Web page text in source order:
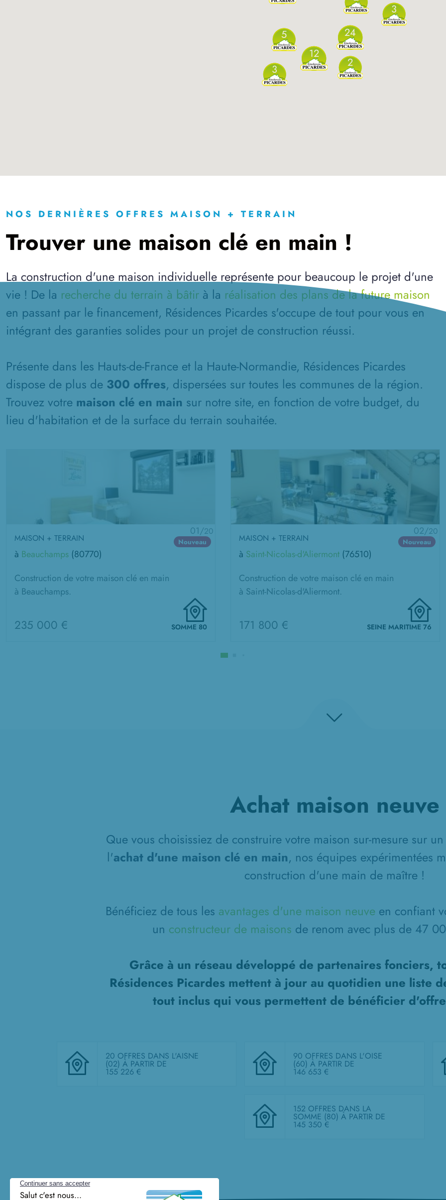
24
12
3
2
3
5
NOS DERNIÈRES OFFRES MAISON + TERRAIN
Trouver une maison clé en main !
La construction d'une maison individuelle représente pour beaucoup le projet d'une
vie ! De la recherche du terrain à bâtir à la réalisation des plans de la future maison
en passant par le financement, Résidences Picardes s'occupe de tout pour vous en
intégrant des garanties solides pour un projet de construction réussi.
Présente dans les Hauts-de-France et la Haute-Normandie, Résidences Picardes
dispose de plus de 300 offres, dispersées sur toutes les communes de la région.
Trouvez votre maison clé en main sur notre site, en fonction de votre budget, du
lieu d'habitation et de la surface du terrain souhaitée.
01/20
Nouveau
MAISON + TERRAIN
à Beauchamps (80770)
Construction de votre maison clé en main
à Beauchamps.
235 000 € SOMME 80
02/20
Nouveau
MAISON + TERRAIN
à Saint-Nicolas-d'Aliermont (76510)
Construction de votre maison clé en main
à Saint-Nicolas-d'Aliermont.
171 800 € SEINE MARITIME 76
Achat maison neuve
Que vous choisissiez de construire votre maison sur-mesure sur
l'achat d'une maison clé en main, nos équipes expérimentées
construction d'une main de maître !
Bénéficiez de tous les avantages d'une maison neuve en confiant
un constructeur de maisons de renom avec plus de 47
Grâce à un réseau développé de partenaires fonciers,
Résidences Picardes mettent à jour au quotidien une liste
tout inclus qui vous permettent de bénéficier
20 OFFRES DANS L'AISNE
(02) À PARTIR DE
155 226 €
90 OFFRES DANS L'OISE
(60)À PARTIR DE
146 653 €
152 OFFRES DANS LA
SOMME (80)À PARTIR DE
145 350 €